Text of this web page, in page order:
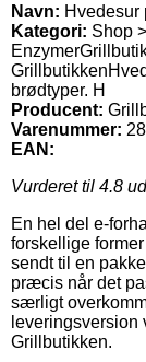
Navn: Hvedesur
Kategori: Shop
Enzymer
Grillbutikken
brødtyper. H
Producent:
Varenummer:
EAN:
Vurderet til 4.8
En hel del e-
forskellige
sendt til en
præcis når det
særligt
leveringsversion
Grillbutikken.